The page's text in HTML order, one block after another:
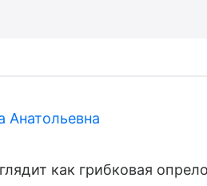
Анатольевна
как грибковая